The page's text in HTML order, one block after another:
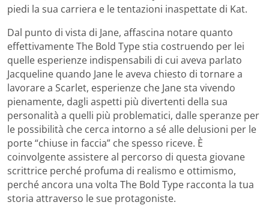
piedi la sua carriera e le tentazioni inaspettate di Kat.
Dal punto di vista di Jane, affascina notare quanto
effettivamente The Bold Type stia costruendo per lei
quelle esperienze indispensabili di cui aveva parlato
Jacqueline quando Jane le aveva chiesto di tornare a
lavorare a Scarlet, esperienze che Jane sta vivendo
pienamente, dagli aspetti più divertenti della sua
personalità a quelli più problematici, dalle speranze per
le possibilità che cerca intorno a sé alle delusioni per le
porte “chiuse in faccia” che spesso riceve. È
coinvolgente assistere al percorso di questa giovane
scrittrice perché profuma di realismo e ottimismo,
perché ancora una volta The Bold Type racconta la tua
storia attraverso le sue protagoniste.